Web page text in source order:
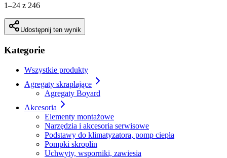
1–24 z 246
Udostępnij ten wynik
Kategorie
Wszystkie produkty
Agregaty skraplające
Agregaty Boyard
Akcesoria
Elementy montażowe
Narzędzia i akcesoria serwisowe
Podstawy do klimatyzatora, pomp ciepła
Pompki skroplin
Uchwyty, wsporniki, zawiesia